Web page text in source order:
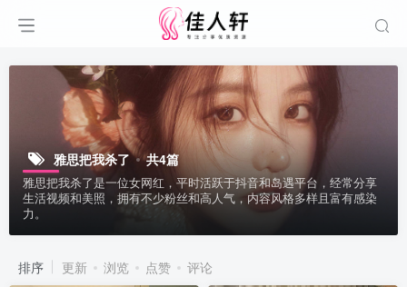
雅思把我杀了 共4篇
雅思把我杀了是一位女网红，平时活跃于抖音和岛遇平台，经常分享
生活视频和美照，拥有不少粉丝和高人气，内容风格多样且富有感染
力。
排序 更新 浏览 点赞 评论